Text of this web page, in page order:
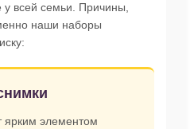
у всей семьи. Причины,
наши наборы
ярким элементом